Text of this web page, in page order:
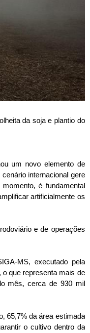
da soja e plantio do
um novo elemento de
internacional gere
é fundamental
artificialmente os
e de operações
MS, executado pela
o que representa mais de
mês, cerca de 930 mil
65,7% da área estimada
o cultivo dentro da